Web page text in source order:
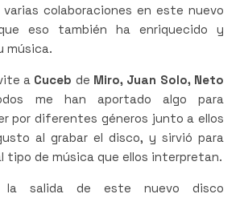
colaboraciones en este nuevo
eso también ha enriquecido y
música.
a Cuceb de Miro, Juan Solo, Neto
me han aportado algo para
por diferentes géneros junto a ellos
al grabar el disco, y sirvió para
tipo de música que ellos interpretan.
salida de este nuevo disco